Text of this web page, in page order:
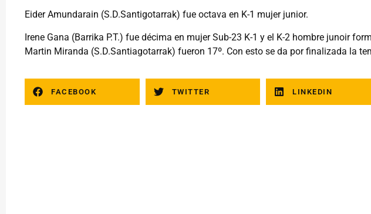
Eider Amundarain (S.D.Santigotarrak) fue octava en K-1 mujer junior.
Irene Gana (Barrika P.T.) fue décima en mujer Sub-23 K-1 y el K-2 hombre junoir
Martin Miranda (S.D.Santiagotarrak) fueron 17º. Con esto se da por finalizada la
FACEBOOK TWITTER LINKEDIN